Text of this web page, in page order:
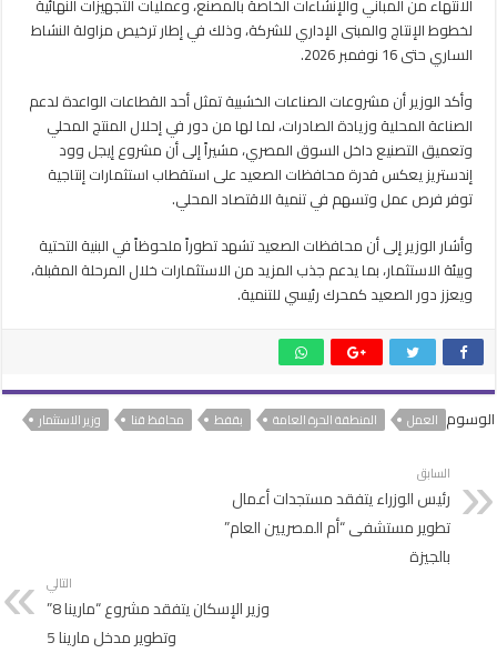
لخطوط الإنتاج والمبنى الإداري للشركة، وذلك في إطار ترخيص مزاولة النشاط
الساري حتى 16 نوفمبر 2026.
وأكد الوزير أن مشروعات الصناعات الخشبية تمثل أحد القطاعات الواعدة لدعم
الصناعة المحلية وزيادة الصادرات، لما لها من دور في إحلال المنتج المحلي
وتعميق التصنيع داخل السوق المصري، مشيراً إلى أن مشروع إيجل وود
إندستريز يعكس قدرة محافظات الصعيد على استقطاب استثمارات إنتاجية
توفر فرص عمل وتسهم في تنمية الاقتصاد المحلي.
وأشار الوزير إلى أن محافظات الصعيد تشهد تطوراً ملحوظاً في البنية التحتية
وبيئة الاستثمار، بما يدعم جذب المزيد من الاستثمارات خلال المرحلة المقبلة،
ويعزز دور الصعيد كمحرك رئيسي للتنمية.
الوسوم العمل المنطقة الحرة العامة بقفط محافظ قنا وزير الاستثمار
السابق
رئيس الوزراء يتفقد مستجدات أعمال
تطوير مستشفى “أم المصريين العام”
بالجيزة
التالي
وزير الإسكان يتفقد مشروع “مارينا 8”
وتطوير مدخل مارينا 5